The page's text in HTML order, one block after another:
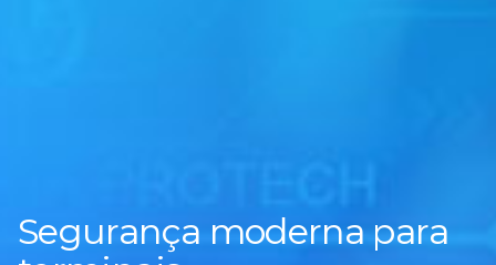
Segurança moderna para